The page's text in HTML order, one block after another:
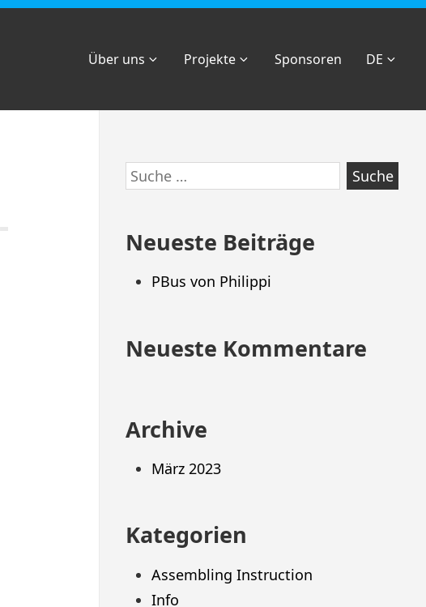
Über uns Projekte Sponsoren DE
Zum
Footer
Suche
nach:
Neueste Beiträge
PBus von Philippi
Neueste Kommentare
Archive
März 2023
Kategorien
Assembling Instruction
Info